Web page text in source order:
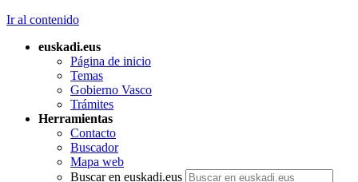
Ir al contenido
euskadi.eus
Página de inicio
Temas
Gobierno Vasco
Trámites
Herramientas
Contacto
Buscador
Mapa web
Buscar en euskadi.eus